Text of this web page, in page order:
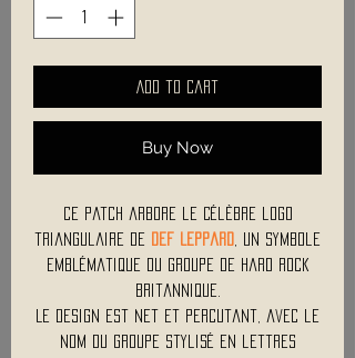
Add to Cart
Buy Now
Ce patch arbore le célèbre logo
triangulaire de
Def Leppard
, un symbole
emblématique du groupe de hard rock
britannique.
Le design est net et percutant, avec le
nom du groupe stylisé en lettres